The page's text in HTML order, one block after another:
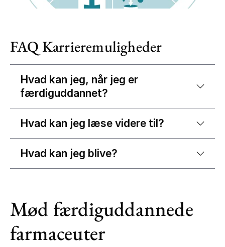
FAQ Karrieremuligheder
Hvad kan jeg, når jeg er
færdiguddannet?
Hvad kan jeg læse videre til?
Hvad kan jeg blive?
Mød færdiguddannede
farmaceuter